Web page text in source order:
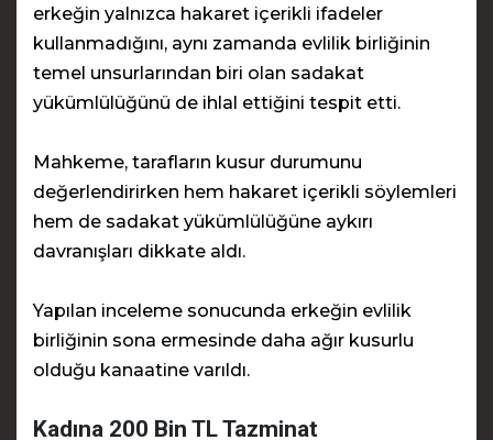
erkeğin yalnızca hakaret içerikli ifadeler
kullanmadığını, aynı zamanda evlilik birliğinin
temel unsurlarından biri olan sadakat
yükümlülüğünü de ihlal ettiğini tespit etti.
Mahkeme, tarafların kusur durumunu
değerlendirirken hem hakaret içerikli söylemleri
hem de sadakat yükümlülüğüne aykırı
davranışları dikkate aldı.
Yapılan inceleme sonucunda erkeğin evlilik
birliğinin sona ermesinde daha ağır kusurlu
olduğu kanaatine varıldı.
Kadına 200 Bin TL Tazminat